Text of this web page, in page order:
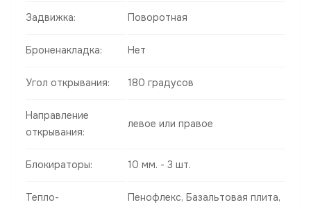
Задвижка: Поворотная
Броненакладка: Нет
Угол открывания: 180 градусов
Направление
открывания:
левое или правое
Блокираторы: 10 мм. - 3 шт.
Тепло-
Пенофлекс, Базальтовая плита,